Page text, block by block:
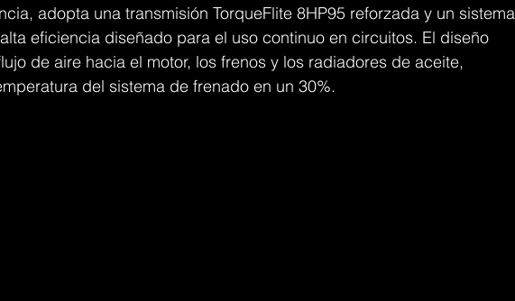
adopta una transmisión TorqueFlite 8HP95 reforzada y un sistema
eficiencia diseñado para el uso continuo en circuitos. El diseño
de aire hacia el motor, los frenos y los radiadores de aceite,
del sistema de frenado en un 30%.